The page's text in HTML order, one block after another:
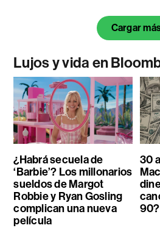
Cargar
Lujos y vida en
¿Habrá secuela de
‘Barbie’? Los millonarios
sueldos de Margot
Robbie y Ryan Gosling
complican una nueva
película
30
90?